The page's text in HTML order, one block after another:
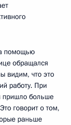
помощью
обращался
видим, что это
работу. При
пришло больше
говорит о том,
раньше